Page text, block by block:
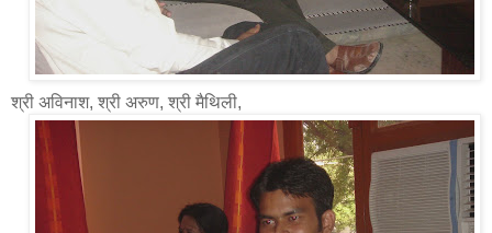
श्री अविनाश, श्री अरुण, श्री मैथिली,